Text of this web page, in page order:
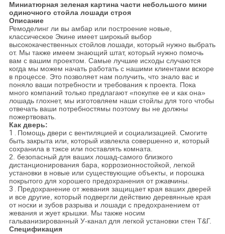
Миниатюрная зеленая картина части небольшого мини
одиночного стойла лошади строя
Описание
Ремоделинг ли вы амбар или построение новые,
классическое Экине имеет широкый выбор
высококачественных стойлов лошади, который нужно выбрать
от. Мы также имеем знающий штат, который нужно помочь
вам с вашим проектом. Самые лучшие исходы случаются
когда мы можем начать работать с нашими клиентами вскоре
в процессе. Это позволяет нам получить, что знало вас и
поняло ваши потребности и требования к проекта. Пока
много компаний только предлагают «покупке ее и как она»
лошадь глохнет, мы изготовляем наши стойлы для того чтобы
отвечать ваши потребностямы поэтому вы не должны
пожертвовать.
Как дверь:
1 . Помощь двери с вентиляцией и социализацией. Смогите
быть закрыта или, который извлекла совершенно и, который
сохранила в тэксе или поставлять комната.
2. безопасный для ваших лошад-самого близкого
дистанционирования бара, коррозионностойкой, легкой
установки в новые или существующие объекты, и порошка
покрытого для хорошего предохранения от ржавчины.
3 . Предохранение от жевания защищает края ваших дверей
и все другие, который подвергли действию деревянные края
от носки и зубов разрыва и лошади с предохранением от
жевания и жует крышки. Мы также носим
гальванизированный У-канал для легкой установки стен Т&Г.
Спецификация